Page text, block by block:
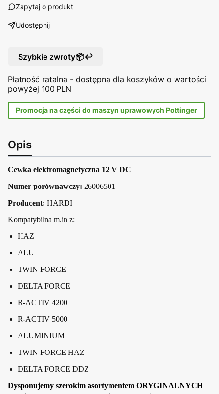
Zapytaj o produkt
Udostępnij
Szybkie zwroty📦↩️
Płatność ratalna - dostępna dla koszyków o wartości
powyżej 100 PLN
Promocja na części do maszyn uprawowych Pottinger
Opis
Cewka elektromagnetyczna 12 V DC
Numer porównawczy: 26006501
Producent: HARDI
Kompatybilna m.in z:
HAZ
ALU
TWIN FORCE
DELTA FORCE
R-ACTIV 4200
R-ACTIV 5000
ALUMINIUM
TWIN FORCE HAZ
DELTA FORCE DDZ
Dysponujemy szerokim asortymentem ORYGINALNYCH